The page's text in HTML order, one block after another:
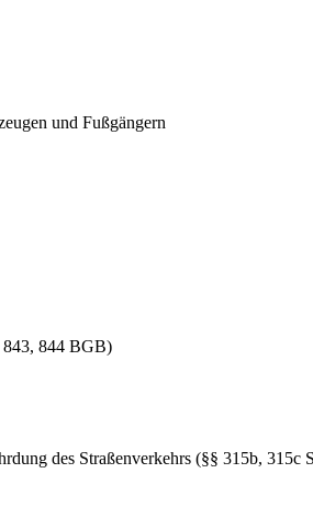
und Fußgängern
843, 844 BGB)
des Straßenverkehrs (§§ 315b, 315c